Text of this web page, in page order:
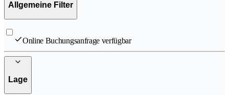
Allgemeine Filter
Online Buchungsanfrage verfügbar
Lage